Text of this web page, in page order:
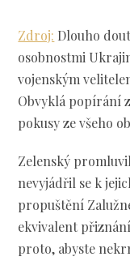
Zdroj: Dlouho
osobnostmi
vojenským
Obvyklá popírání
pokusy ze všeho
Zelenský
nevyjádřil se k
propuštění
ekvivalent
proto, abyste